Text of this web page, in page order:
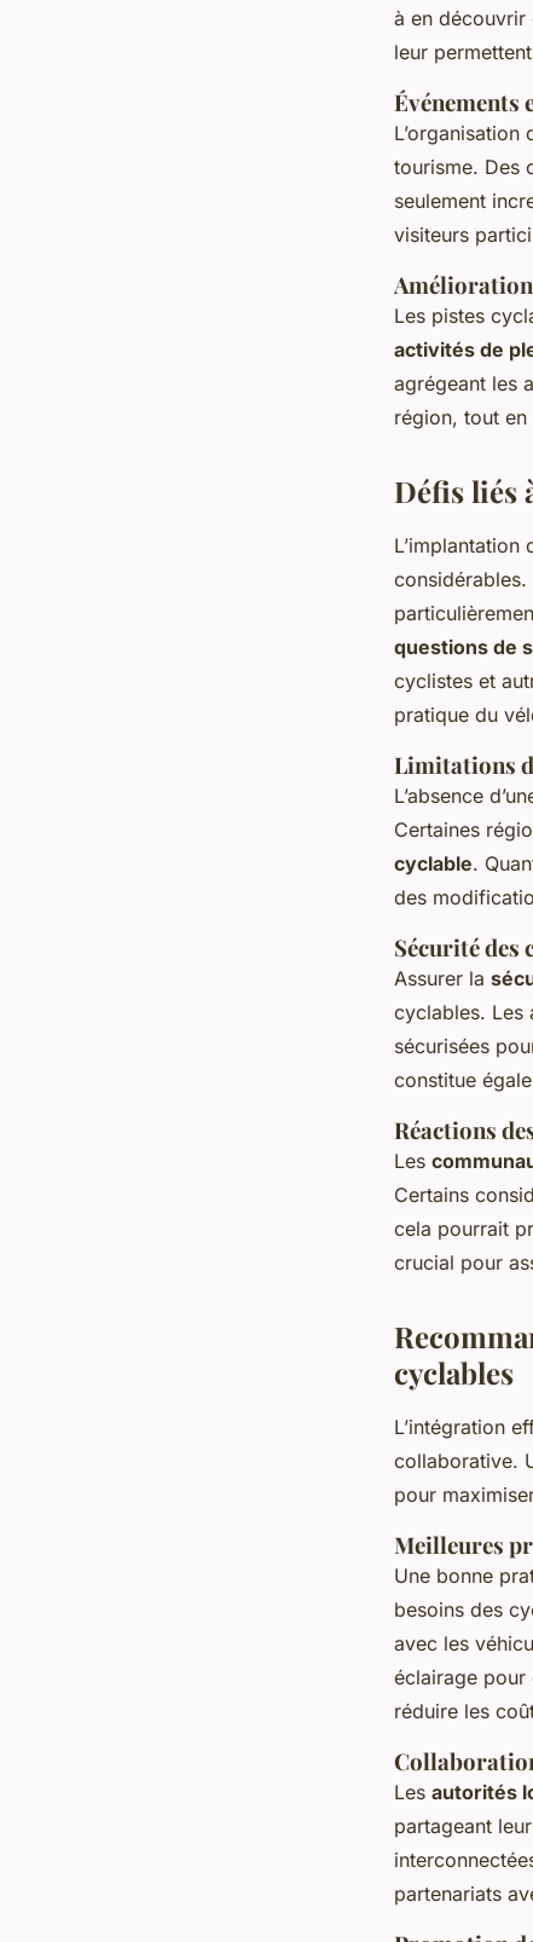
à en découvrir
leur
L’organisation
tourisme. Des
seulement
visiteurs
Amélioration
Les pistes
activités de
agrégeant les
région, tout
Défis liés
L’implantation
considérables.
questions de
cyclistes et
pratique du
Limitations
L’absence
Certaines
cyclable.
des
Sécurité des
Assurer la
cyclables. Les
sécurisées
constitue
Réactions
Les
Certains
cela pourrait
crucial pour
cyclables
L’intégration
collaborative.
pour
Meilleures
Une bonne
besoins des
avec les
éclairage pour
réduire les
Les autorités
partageant
partenariats